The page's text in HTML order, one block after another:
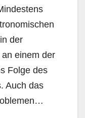
der
einem der
Folge des
Auch das